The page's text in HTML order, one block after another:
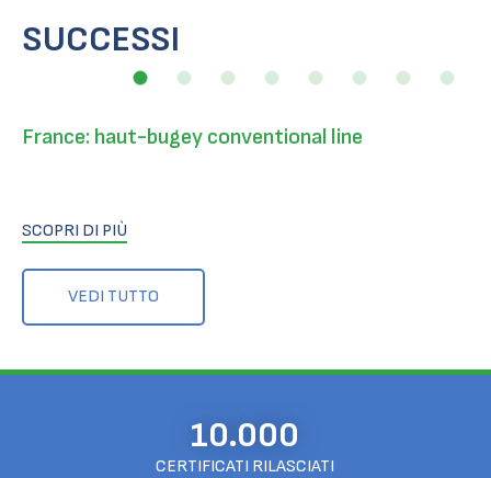
SUCCESSI
VEDI TUTTO
France: haut-bugey conventional line
SCOPRI DI PIÙ
10.000
CERTIFICATI RILASCIATI